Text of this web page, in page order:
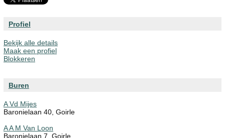
Profiel
Bekijk alle details
Maak een profiel
Blokkeren
Buren
A Vd Mijes
Baronielaan 40, Goirle
A A M Van Loon
Baronielaan 7, Goirle